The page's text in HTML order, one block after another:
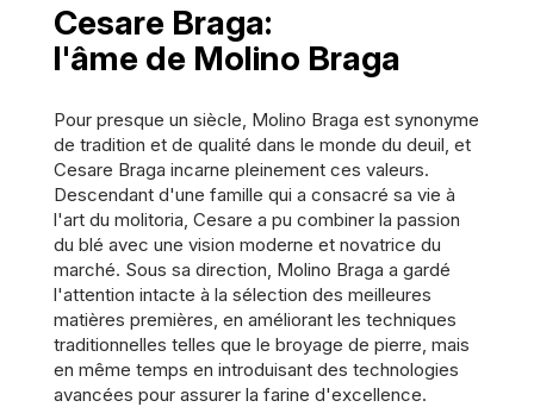
Cesare Braga:
l'âme de Molino Braga
Pour presque un siècle, Molino Braga est synonyme
de tradition et de qualité dans le monde du deuil, et
Cesare Braga incarne pleinement ces valeurs.
Descendant d'une famille qui a consacré sa vie à
l'art du molitoria, Cesare a pu combiner la passion
du blé avec une vision moderne et novatrice du
marché. Sous sa direction, Molino Braga a gardé
l'attention intacte à la sélection des meilleures
matières premières, en améliorant les techniques
traditionnelles telles que le broyage de pierre, mais
en même temps en introduisant des technologies
avancées pour assurer la farine d'excellence.